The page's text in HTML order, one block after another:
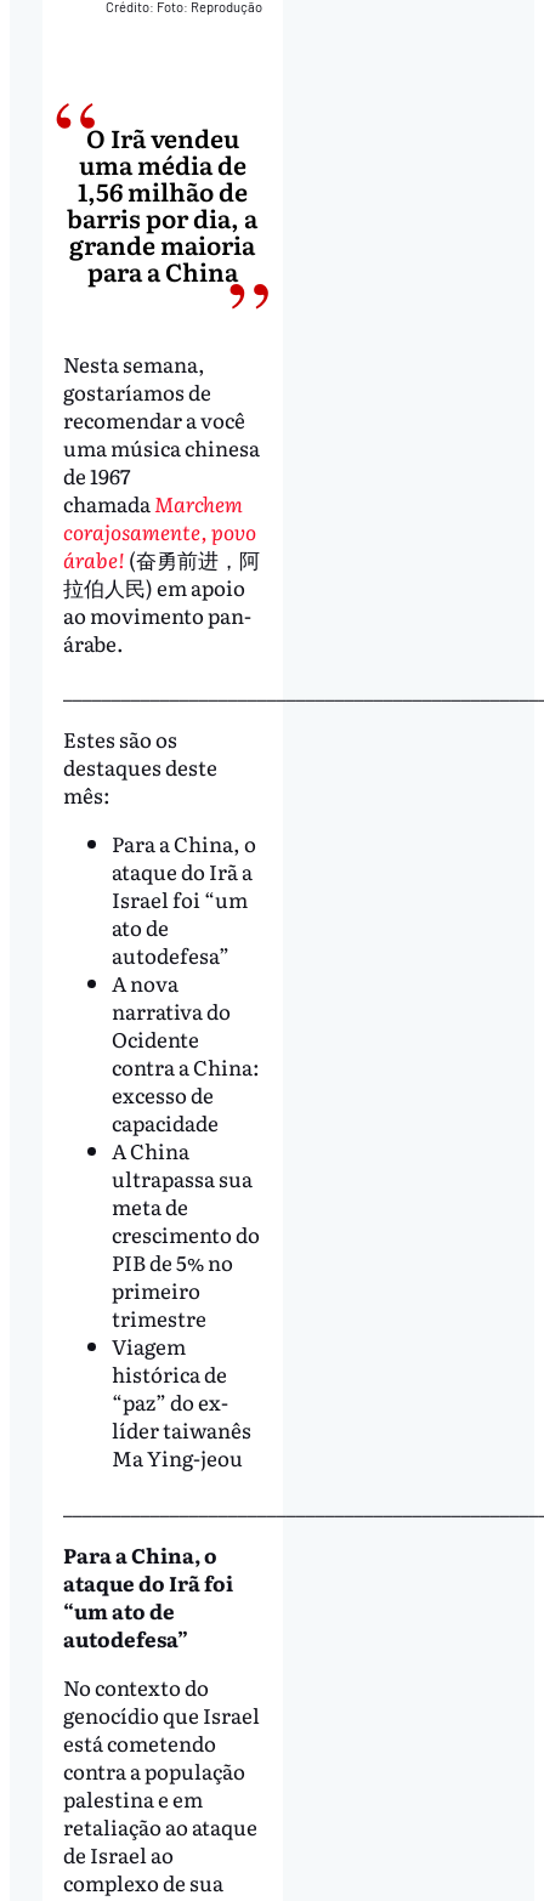
Crédito: Foto: Reprodução
O Irã vendeu
uma média de
1,56 milhão de
barris por dia, a
grande maioria
para a China
Nesta semana,
gostaríamos de
recomendar a você
uma música chinesa
de 1967
chamada Marchem
corajosamente, povo
árabe! (奋勇前进，阿
拉伯人民) em apoio
ao movimento pan-
árabe.
Estes são os
destaques deste
mês:
Para a China, o
ataque do Irã a
Israel foi “um
ato de
autodefesa”
A nova
narrativa do
Ocidente
contra a China:
excesso de
capacidade
A China
ultrapassa sua
meta de
crescimento do
PIB de 5% no
primeiro
trimestre
Viagem
histórica de
“paz” do ex-
líder taiwanês
Ma Ying-jeou
Para a China, o
ataque do Irã foi
“um ato de
autodefesa”
No contexto do
genocídio que Israel
está cometendo
contra a população
palestina e em
retaliação ao ataque
de Israel ao
complexo de sua